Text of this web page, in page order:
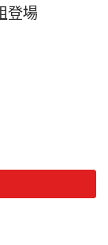
登場